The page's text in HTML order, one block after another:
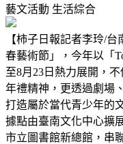
藝文活動 生活綜合
【柿子日報記者李玲/
春藝術節」，今年以「
至8月23日熱力展開，
年禮精神，更透過劇場
打造屬於當代青少年的
據點由臺南文化中心擴
市立圖書館新總館，串